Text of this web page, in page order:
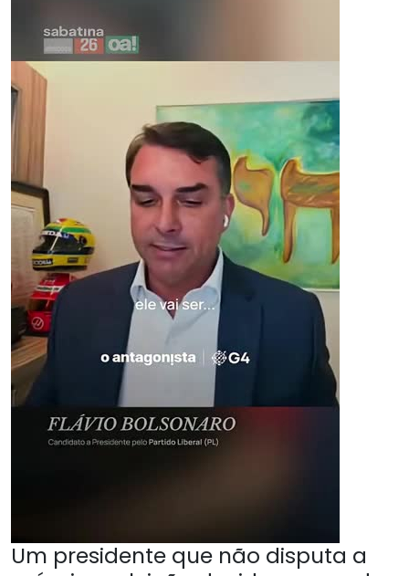
Um presidente que não disputa a